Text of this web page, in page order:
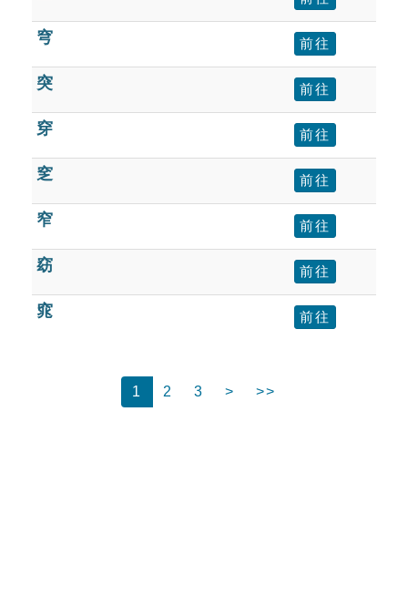
貓頭鷹博士
穹 前往
突 前往
穿 前往
窆 前往
窄 前往
窈 前往
窕 前往
1 2 3 > >>